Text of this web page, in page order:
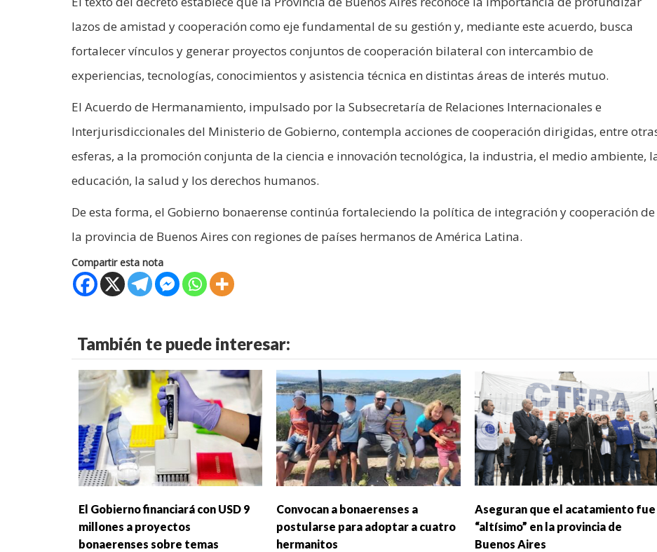
lazos de amistad y cooperación como eje fundamental de su gestión y, mediante este acuerdo, busca
fortalecer vínculos y generar proyectos conjuntos de cooperación bilateral con intercambio de
experiencias, tecnologías, conocimientos y asistencia técnica en distintas áreas de interés mutuo.
El Acuerdo de Hermanamiento, impulsado por la Subsecretaría de Relaciones Internacionales e
Interjurisdiccionales del Ministerio de Gobierno, contempla acciones de cooperación dirigidas, entre
esferas, a la promoción conjunta de la ciencia e innovación tecnológica, la industria, el medio ambiente,
educación, la salud y los derechos humanos.
De esta forma, el Gobierno bonaerense continúa fortaleciendo la política de integración y cooperación de
la provincia de Buenos Aires con regiones de países hermanos de América Latina.
Compartir esta nota
También te puede interesar:
El Gobierno financiará con USD 9
millones a proyectos
bonaerenses sobre temas
Convocan a bonaerenses a
postularse para adoptar a cuatro
hermanitos
Aseguran que el acatamiento fue
“altísimo” en la provincia de
Buenos Aires